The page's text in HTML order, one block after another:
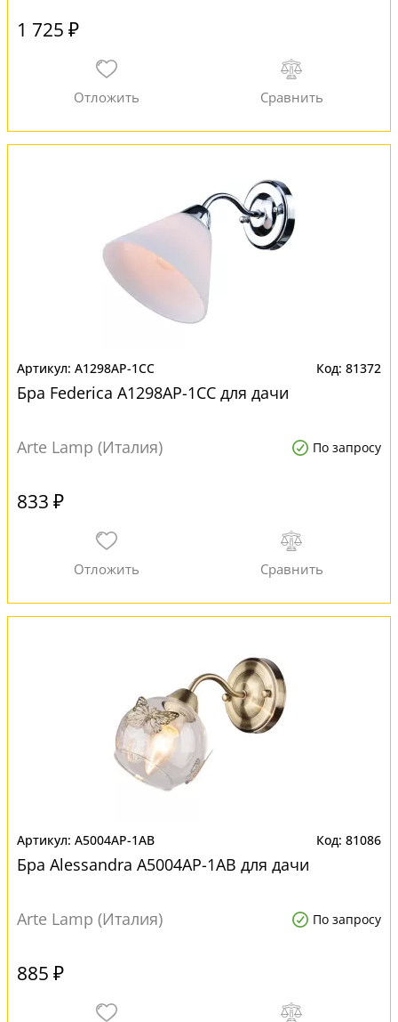
1 725 ₽
A1298AP-1CC 81372
Бра Federica A1298AP-1CC для дачи
Arte Lamp (Италия) По запросу
833 ₽
A5004AP-1AB 81086
Бра Alessandra A5004AP-1AB для дачи
Arte Lamp (Италия) По запросу
885 ₽